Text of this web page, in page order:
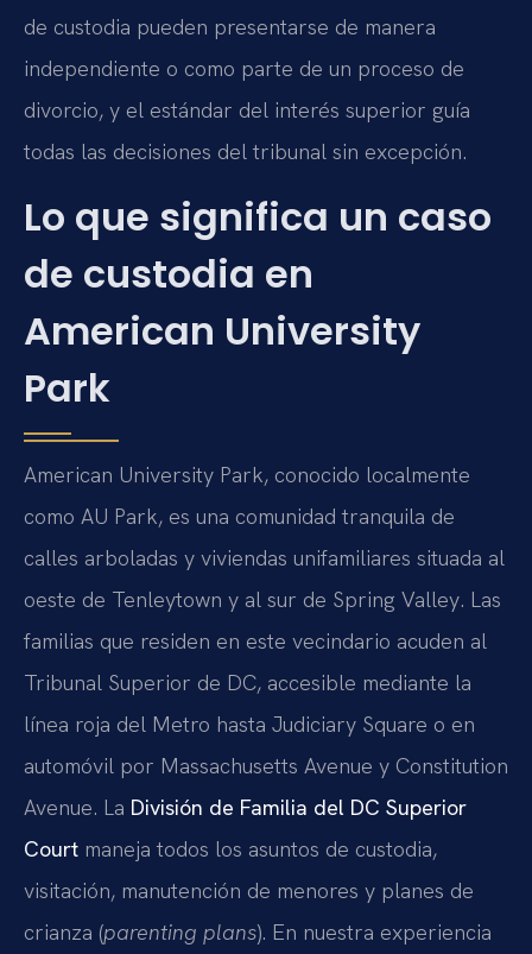
de custodia pueden presentarse de manera
independiente o como parte de un proceso de
divorcio, y el estándar del interés superior guía
todas las decisiones del tribunal sin excepción.
Lo que significa un caso
de custodia en
American University
Park
American University Park, conocido localmente
como AU Park, es una comunidad tranquila de
calles arboladas y viviendas unifamiliares situada al
oeste de Tenleytown y al sur de Spring Valley. Las
familias que residen en este vecindario acuden al
Tribunal Superior de DC, accesible mediante la
línea roja del Metro hasta Judiciary Square o en
automóvil por Massachusetts Avenue y Constitution
Avenue. La División de Familia del DC Superior
Court maneja todos los asuntos de custodia,
visitación, manutención de menores y planes de
crianza (parenting plans). En nuestra experiencia